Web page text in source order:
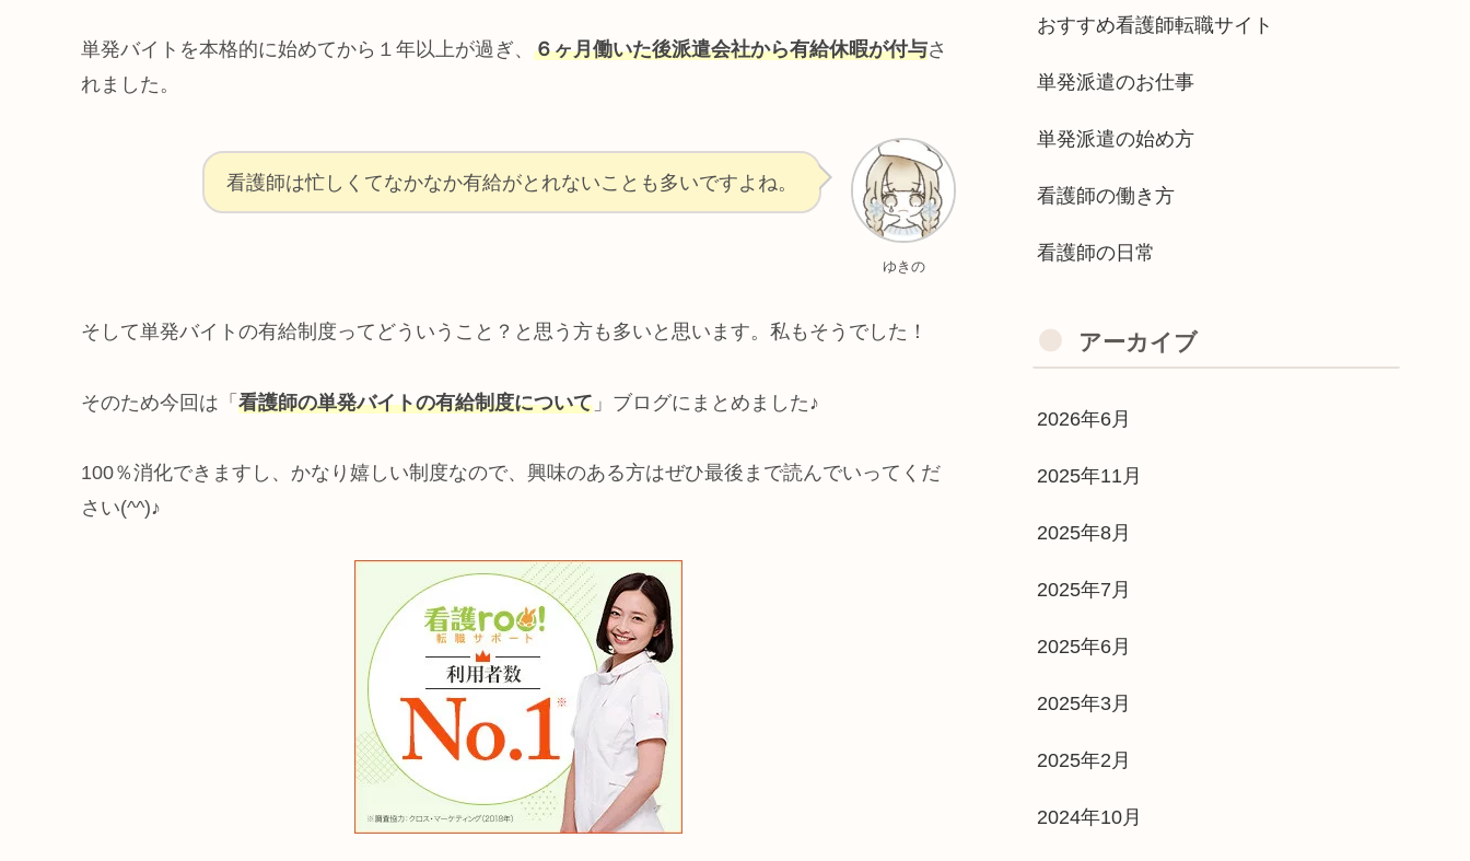
単発バイトを本格的に始めてから１年以上が過ぎ、 ６ヶ月働いた後派遣会社から有給休暇が付与さ
れました。
ゆきの
看護師は忙しくてなかなか有給がとれないことも多いですよね。
そして単発バイトの有給制度ってどういうこと？と思う方も多いと思います。私もそうでした！
そのため今回は「 看護師の単発バイトの有給制度について 」ブログにまとめました♪
100％消化できますし、かなり嬉しい制度なので、興味のある方はぜひ最後まで読んでいってくだ
さい(^^)♪
おすすめ看護師転職サイト
単発派遣のお仕事
単発派遣の始め方
看護師の働き方
看護師の日常
アーカイブ
2026年6月
2025年11月
2025年8月
2025年7月
2025年6月
2025年3月
2025年2月
2024年10月